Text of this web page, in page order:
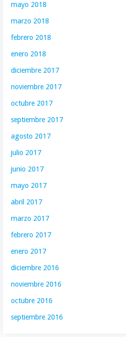
mayo 2018
marzo 2018
febrero 2018
enero 2018
diciembre 2017
noviembre 2017
octubre 2017
septiembre 2017
agosto 2017
julio 2017
junio 2017
mayo 2017
abril 2017
marzo 2017
febrero 2017
enero 2017
diciembre 2016
noviembre 2016
octubre 2016
septiembre 2016